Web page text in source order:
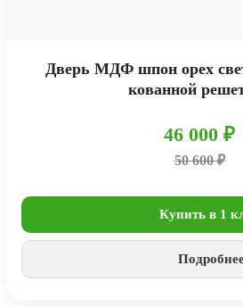
Дверь МДФ шпон орех
кованной
46 000 ₽
50 600 ₽
Купить в 1